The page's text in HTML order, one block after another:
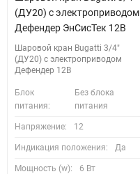
(ДУ20) с электроприводом
Дефендер ЭнСисТек 12В
Шаровой кран Bugatti 3/4"
(ДУ20) с электроприводом
Дефендер 12В
Блок
питания:
Без блока
питания
Напряжение: 12
Индикация положения: Да
Мощность (w): 6 Вт